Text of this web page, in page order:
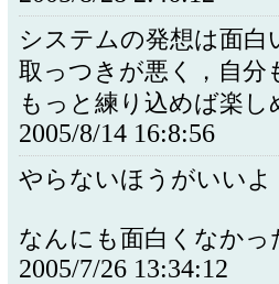
システムの発想は面白
取っつきが悪く，自分
もっと練り込めば楽
2005/8/14 16:8:56
やらないほうがいいよ
なんにも面白くなかっ
2005/7/26 13:34:12